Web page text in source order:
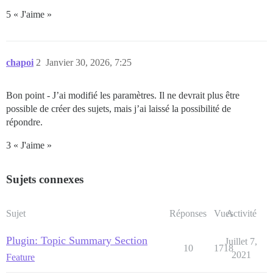
5 « J'aime »
chapoi Janvier 30, 2026, 7:25
2
Bon point - J’ai modifié les paramètres. Il ne devrait plus être
possible de créer des sujets, mais j’ai laissé la possibilité de
répondre.
3 « J'aime »
Sujets connexes
Sujet Réponses VuesActivité
Plugin: Topic Summary Section
Feature
10 1718
Juillet 7,
2021